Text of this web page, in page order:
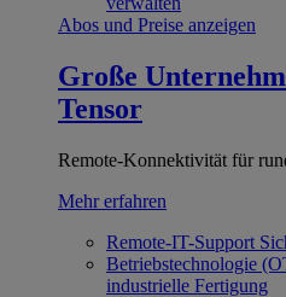
Abos und Preise anzeigen
Große
Tensor
Remote-Konnektivität für
Mehr erfahren
Remote-IT-Support
Betriebstechnologie
industrielle Fertigung